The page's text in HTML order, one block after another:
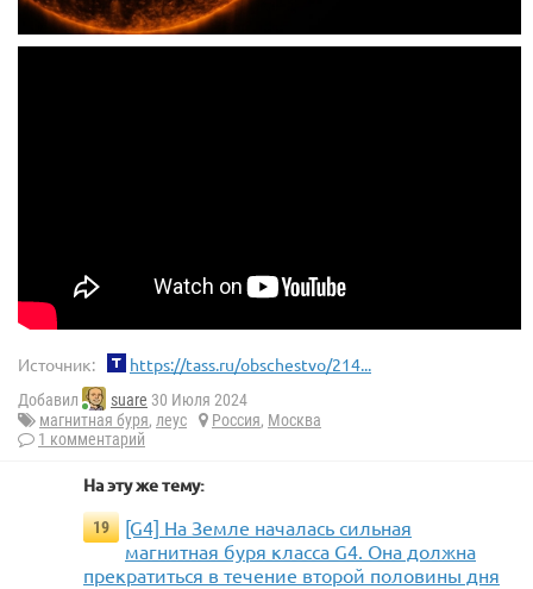
Источник: https://tass.ru/obschestvo/214...
Добавил suare 30 Июля 2024
магнитная буря, леус Россия, Москва
1 комментарий
На эту же тему:
19
[G4] На Земле началась сильная
магнитная буря класса G4. Она должна
прекратиться в течение второй половины дня